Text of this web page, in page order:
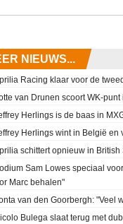
NIEUWS...
Racing klaar voor de
van Drunen scoort WK-
Herlings is de baas in
Herlings wint in België en
schittert opnieuw in
Sam Lowes speciaal
Marc behalen"
van den Goorbergh: "Veel
Bulega slaat terug met